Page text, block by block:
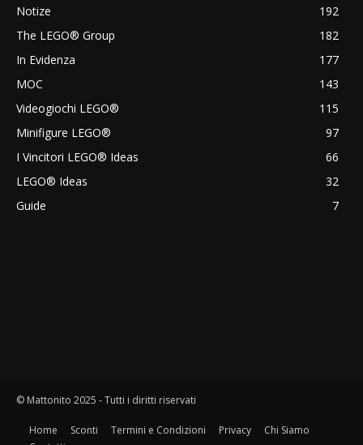
Notize
192
The LEGO® Group
182
In Evidenza
177
MOC
143
Videogiochi LEGO®
115
Minifigure LEGO®
97
I Vincitori LEGO® Ideas
66
LEGO® Ideas
32
Guide
7
© Mattonito 2025 - Tutti i diritti riservati
Home Sconti Termini e Condizioni Privacy
Chi Siamo